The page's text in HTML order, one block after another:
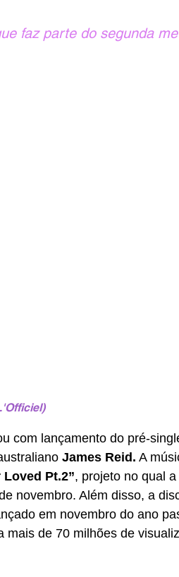
faz parte do segunda
com lançamento do pré-
James Reid. A
Loved Pt.2”, projeto no qual
novembro. Além disso, a
em novembro do ano
mais de 70 milhões de